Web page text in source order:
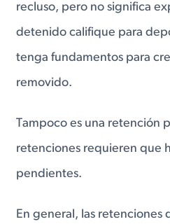
recluso, pero no significa
detenido califique para
tenga fundamentos para
removido.
Tampoco es una retención
retenciones requieren que
pendientes.
En general, las retenciones